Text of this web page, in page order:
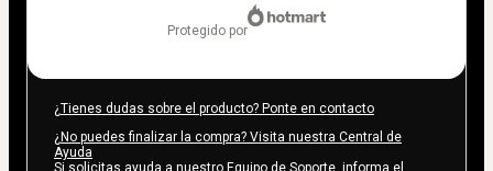
protegido por
¿Tienes dudas sobre el producto? Ponte en contacto
¿No puedes finalizar la compra? Visita nuestra Central de
Ayuda